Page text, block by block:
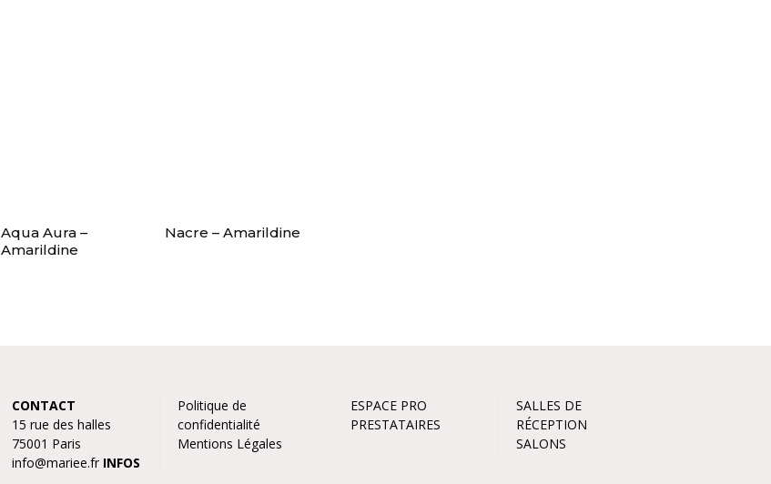
Aqua Aura –
Amarildine
Nacre – Amarildine
CONTACT
15 rue des halles
75001 Paris
info@mariee.fr INFOS
Politique de
confidentialité
Mentions Légales
ESPACE PRO
PRESTATAIRES
SALLES DE
RÉCEPTION
SALONS